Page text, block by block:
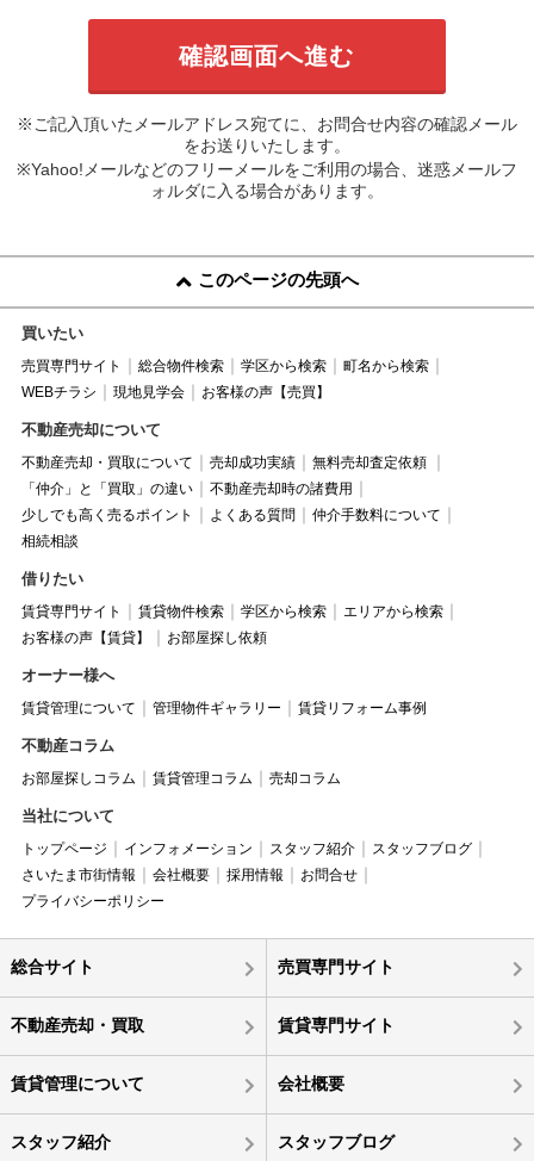
※ご記入頂いたメールアドレス宛てに、お問合せ内容の確認メール
をお送りいたします。
※Yahoo!メールなどのフリーメールをご利用の場合、迷惑メールフ
ォルダに入る場合があります。
このページの先頭へ
買いたい
売買専門サイト 総合物件検索 学区から検索
町名から検索
WEBチラシ
現地見学会 お客様の声【売買】
不動産売却について
不動産売却・買取について 売却成功実績
無料売却査定依頼
「仲介」と「買取」の違い
不動産売却時の諸費用
少しでも高く売るポイント
よくある質問
仲介手数料について
相続相談
借りたい
賃貸専門サイト 賃貸物件検索 学区から検索
エリアから検索
お客様の声【賃貸】
お部屋探し依頼
オーナー様へ
賃貸管理について 管理物件ギャラリー 賃貸リフォーム事例
不動産コラム
お部屋探しコラム 賃貸管理コラム 売却コラム
当社について
トップページ インフォメーション スタッフ紹介
スタッフブログ
さいたま市街情報
会社概要 採用情報
お問合せ
プライバシーポリシー
総合サイト 売買専門サイト
不動産売却・買取 賃貸専門サイト
賃貸管理について 会社概要
スタッフ紹介 スタッフブログ